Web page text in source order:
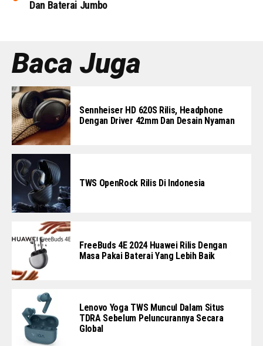
Dan Baterai Jumbo
Baca Juga
Sennheiser HD 620S Rilis, Headphone
Dengan Driver 42mm Dan Desain Nyaman
TWS OpenRock Rilis Di Indonesia
FreeBuds 4E 2024 Huawei Rilis Dengan
Masa Pakai Baterai Yang Lebih Baik
Lenovo Yoga TWS Muncul Dalam Situs
TDRA Sebelum Peluncurannya Secara
Global